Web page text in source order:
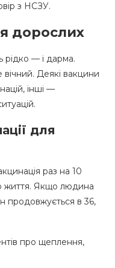
з НСЗУ.
дорослих
рідко — і дарма.
Деякі вакцини
інші —
для
раз на 10
життя. Якщо людина
продовжується в 36,
про щеплення,